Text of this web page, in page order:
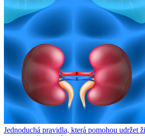
Jednoduchá pravidla, která pomohou udržet